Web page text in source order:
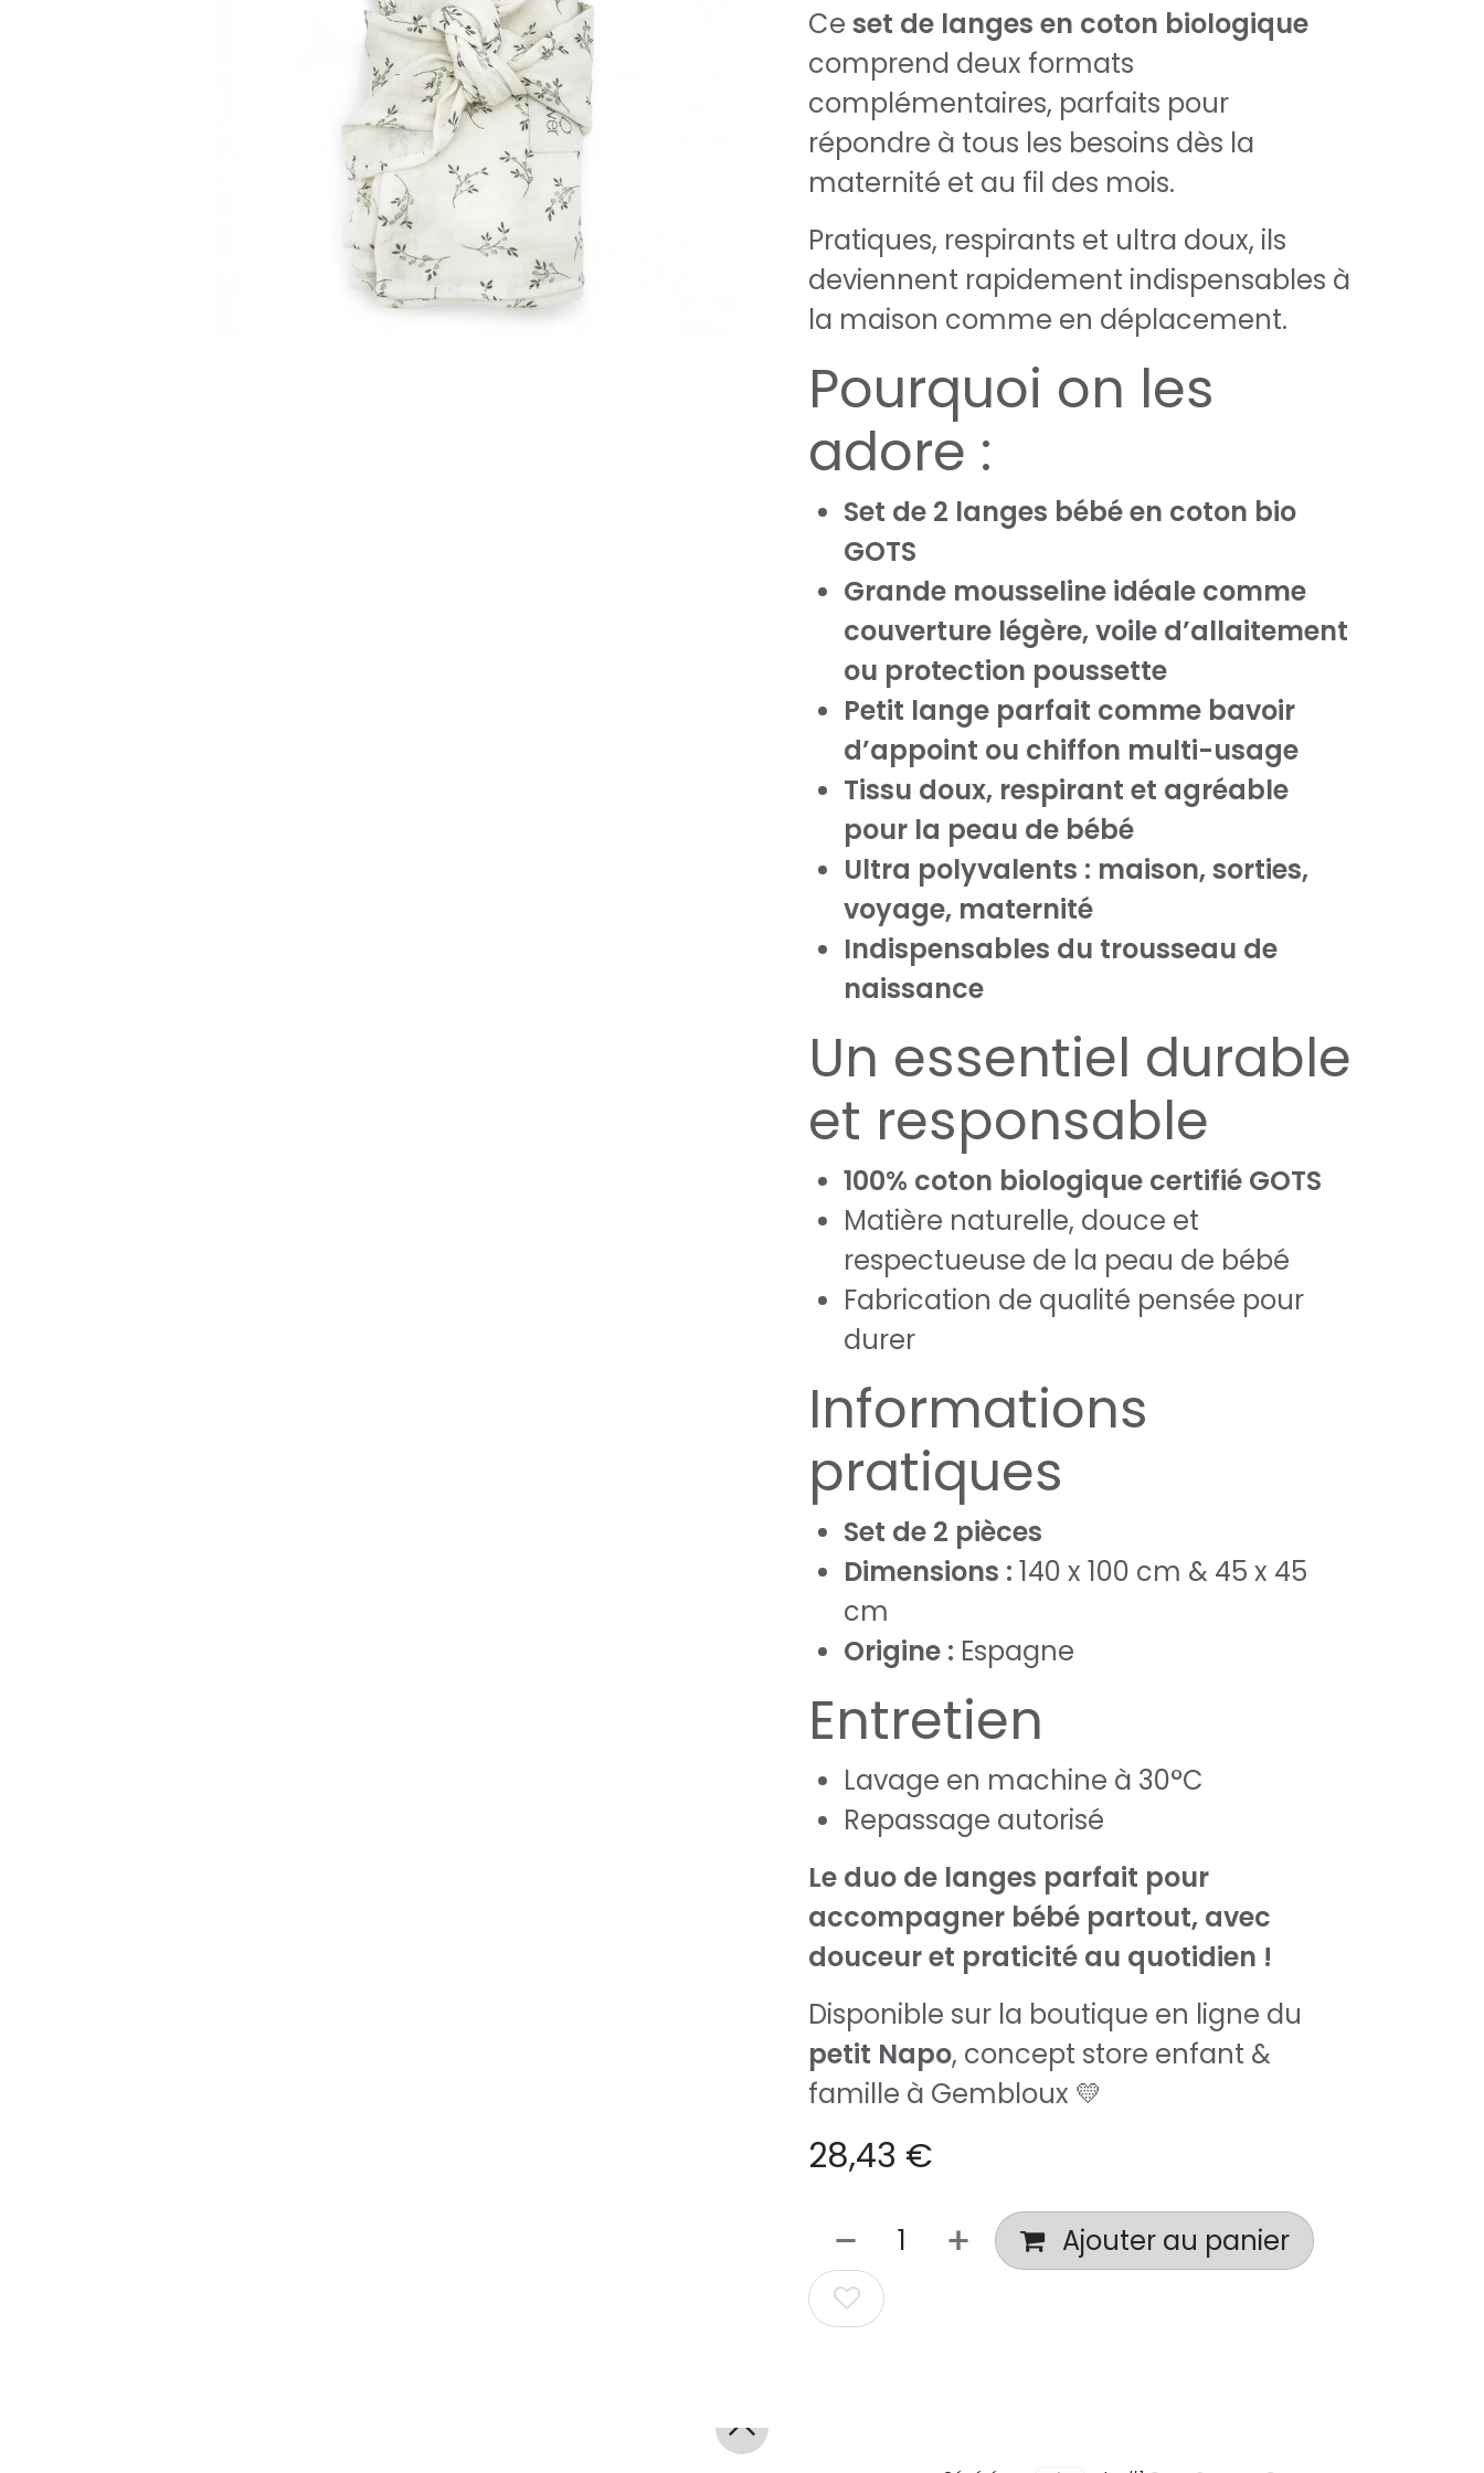
Ce set de langes en coton biologique
comprend deux formats
complémentaires, parfaits pour
répondre à tous les besoins dès la
maternité et au fil des mois.
Pratiques, respirants et ultra doux, ils
deviennent rapidement indispensables à
la maison comme en déplacement.
Pourquoi on les
adore :
Set de 2 langes bébé en coton bio
GOTS
Grande mousseline idéale comme
couverture légère, voile d’allaitement
ou protection poussette
Petit lange parfait comme bavoir
d’appoint ou chiffon multi-usage
Tissu doux, respirant et agréable
pour la peau de bébé
Ultra polyvalents : maison, sorties,
voyage, maternité
Indispensables du trousseau de
naissance
Un essentiel durable
et responsable
100% coton biologique certifié GOTS
Matière naturelle, douce et
respectueuse de la peau de bébé
Fabrication de qualité pensée pour
durer
Informations
pratiques
Set de 2 pièces
Dimensions : 140 x 100 cm & 45 x 45
cm
Origine : Espagne
Entretien
Lavage en machine à 30°C
Repassage autorisé
Le duo de langes parfait pour
accompagner bébé partout, avec
douceur et praticité au quotidien !
Disponible sur la boutique en ligne du
petit Napo, concept store enfant &
famille à Gembloux 💛
28,43 €
Ajouter au panier